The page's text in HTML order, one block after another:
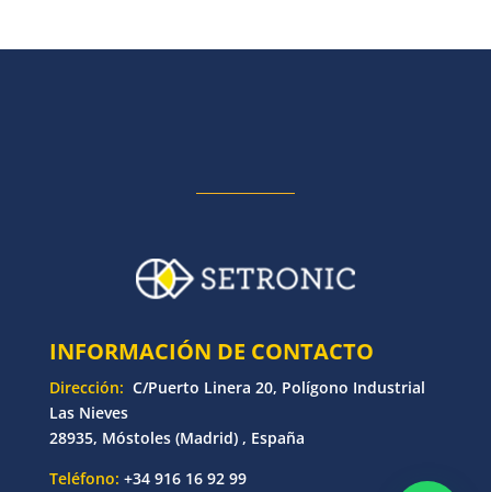
INFORMACIÓN DE CONTACTO
Dirección: C/Puerto Linera 20, Polígono Industrial
Las Nieves
28935, Móstoles (Madrid) , España
Teléfono: +34 916 16 92 99